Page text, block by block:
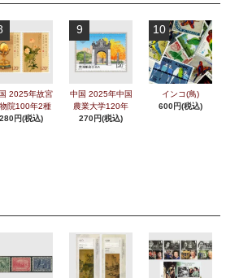
2025年故宮
院100年2種
280円(税込)
9
中国 2025年中国
農業大学120年
270円(税込)
10
インコ(鳥)
600円(税込)